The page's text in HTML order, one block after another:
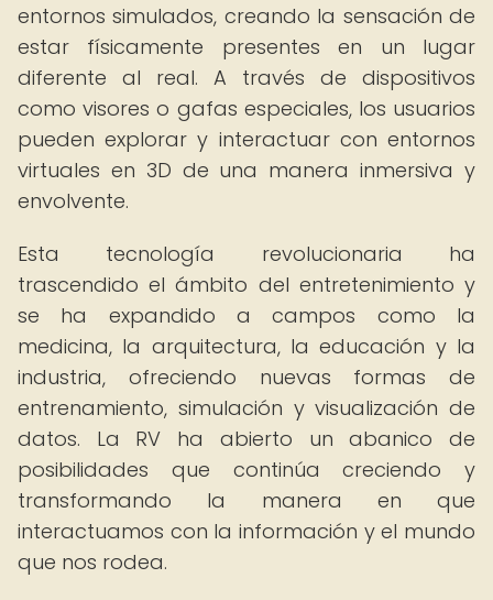
entornos simulados, creando la sensación de
estar físicamente presentes en un lugar
diferente al real. A través de dispositivos
como visores o gafas especiales, los usuarios
pueden explorar y interactuar con entornos
virtuales en 3D de una manera inmersiva y
envolvente.
Esta tecnología revolucionaria ha
trascendido el ámbito del entretenimiento y
se ha expandido a campos como la
medicina, la arquitectura, la educación y la
industria, ofreciendo nuevas formas de
entrenamiento, simulación y visualización de
datos. La RV ha abierto un abanico de
posibilidades que continúa creciendo y
transformando la manera en que
interactuamos con la información y el mundo
que nos rodea.